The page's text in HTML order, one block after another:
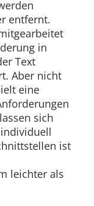
entfernt.
in
Text
Aber nicht
eine
sich
ist
leichter als